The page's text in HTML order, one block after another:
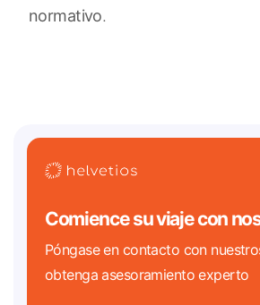
normativo.
Comience su viaje con
Póngase en contacto con
obtenga asesoramiento experto